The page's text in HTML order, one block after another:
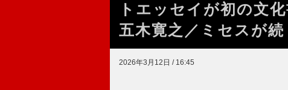
トエッセイが初の文
五木寛之／ミセスが続
2026年3月12日 / 16:45